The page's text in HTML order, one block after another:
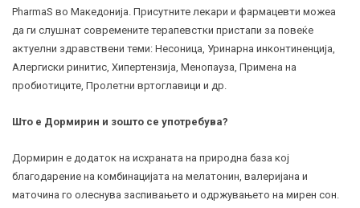
PharmaS во Македонија. Присутните лекари и фармацевти можеа
да ги слушнат современите терапевстки пристапи за повеќе
актуелни здравствени теми: Несоница Уринарна инконтиненција
Алергиски ринитис, Хипертензија, Менопауза , Примена на
пробиотиците, Пролетни вртоглавици и др.
Што е Дормирин и зошто се употребува?
Дормирин е додаток на исхраната на природна база кој
благодарение на комбинацијата на мелатонин, валеријана и
маточина го олеснува заспивањето и одржувањето на мирен сон.